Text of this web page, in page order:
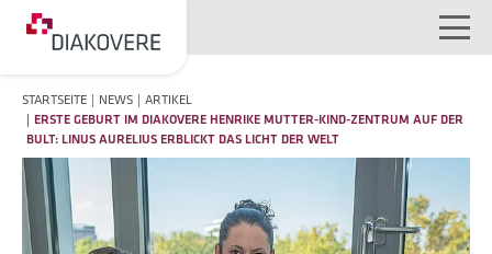
NAVIGATION ÜBERSPRINGEN
STARTSEITE NEWS
ARTIKEL
ERSTE GEBURT IM DIAKOVERE HENRIKE MUTTER-KIND-ZENTRUM AUF DER
BULT: LINUS AURELIUS ERBLICKT DAS LICHT DER WELT